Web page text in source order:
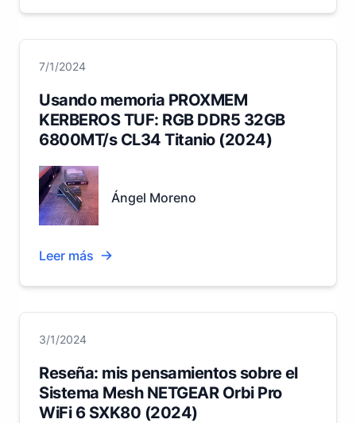
7/1/2024
Usando memoria PROXMEM
KERBEROS TUF: RGB DDR5 32GB
6800MT/s CL34 Titanio (2024)
Ángel Moreno
Leer más
3/1/2024
Reseña: mis pensamientos sobre el
Sistema Mesh NETGEAR Orbi Pro
WiFi 6 SXK80 (2024)